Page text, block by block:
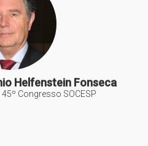
Helfenstein Fonseca
Congresso SOCESP